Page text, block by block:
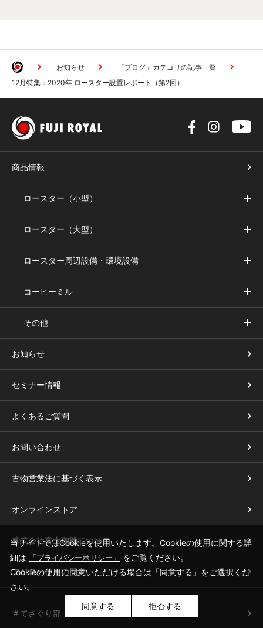
お知らせ
「ブログ」カテゴリの記事一覧
12月特集：2020年 ロースター設置レポート（第2回）
商品情報
ロースター（小型）
ロースター（大型）
ロースター周辺設備・環境設備
コーヒーミル
その他
お知らせ
セミナー情報
よくあるご質問
お問い合わせ
古物営業法に基づく表示
オンラインストア
株式会社富士珈機について
フジローヤルの歴史
＃てさぐり部
当サイトではCookieを使用いたします。Cookieの使用に関する詳
細は
「プライバシーポリシー」
をご覧ください。
Cookieの使用に同意いただける場合は「同意する」をご選択くだ
さい。
同意する
拒否する